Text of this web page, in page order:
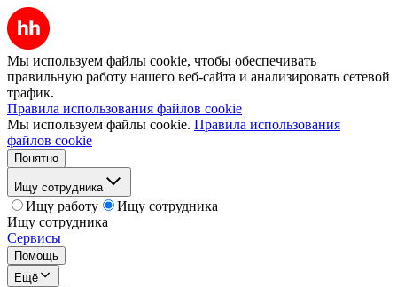
Мы используем файлы cookie, чтобы обеспечивать
правильную работу нашего веб-сайта и анализировать сетевой
трафик.
Правила использования файлов cookie
Мы используем файлы cookie. Правила использования
файлов cookie
Понятно
Ищу сотрудника
Ищу работу
Ищу сотрудника
Ищу сотрудника
Сервисы
Помощь
Ещё